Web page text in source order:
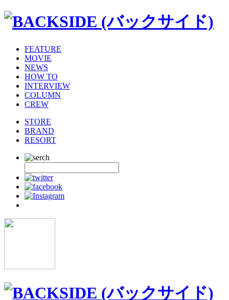
FEATURE
MOVIE
NEWS
HOW TO
INTERVIEW
COLUMN
CREW
STORE
BRAND
RESORT